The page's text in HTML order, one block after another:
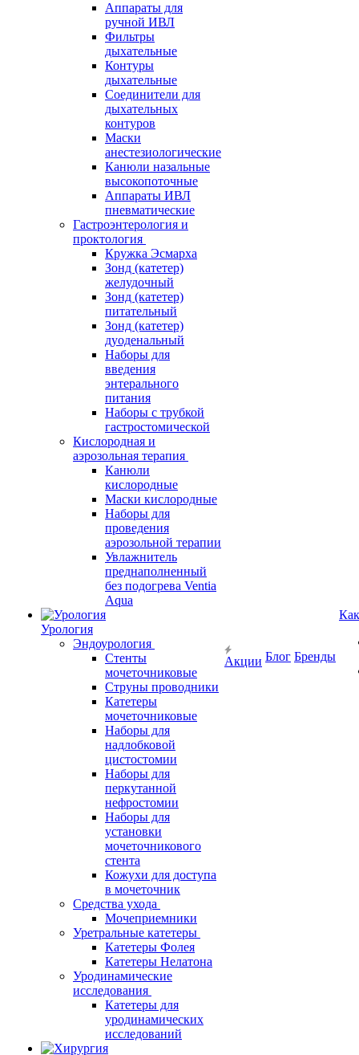
Аппараты для
ручной ИВЛ
Фильтры
дыхательные
Контуры
дыхательные
Соединители для
дыхательных
контуров
Маски
анестезиологические
Канюли назальные
высокопоточные
Аппараты ИВЛ
пневматические
Гастроэнтерология и
проктология
Кружка Эсмарха
Зонд (катетер)
желудочный
Зонд (катетер)
питательный
Зонд (катетер)
дуоденальный
Наборы для
введения
энтерального
питания
Наборы с трубкой
гастростомической
Кислородная и
аэрозольная терапия
Канюли
кислородные
Маски кислородные
Наборы для
проведения
аэрозольной терапии
Увлажнитель
преднаполненный
без подогрева Ventia
Aqua
Урология
Эндоурология
Стенты
мочеточниковые
Струны проводники
Катетеры
мочеточниковые
Наборы для
надлобковой
цистостомии
Наборы для
перкутанной
нефростомии
Наборы для
установки
мочеточникового
стента
Кожухи для доступа
в мочеточник
Средства ухода
Мочеприемники
Уретральные катетеры
Катетеры Фолея
Катетеры Нелатона
Уродинамические
исследования
Катетеры для
уродинамических
исследований
Акции Блог Бренды